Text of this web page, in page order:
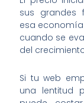
sus grandes
esa economía
cuando se
del
Si tu web
una lentitud